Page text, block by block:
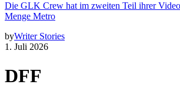
Die GLK Crew hat im zweiten Teil ihrer
Menge Metro
byWriter Stories
1. Juli 2026
DFF